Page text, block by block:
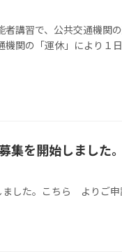
講習で、公共交通機関
機関の「運休」により
を開始しました。
した。こちら よりご申